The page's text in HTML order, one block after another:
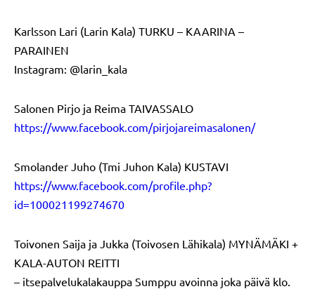
Karlsson Lari (Larin Kala) TURKU – KAARINA –
PARAINEN
Instagram: @larin_kala
Salonen Pirjo ja Reima TAIVASSALO
https://www.facebook.com/pirjojareimasalonen/
Smolander Juho (Tmi Juhon Kala) KUSTAVI
https://www.facebook.com/profile.php?
id=100021199274670
Toivonen Saija ja Jukka (Toivosen Lähikala) MYNÄMÄKI +
KALA-AUTON REITTI
– itsepalvelukalakauppa Sumppu avoinna joka päivä klo.